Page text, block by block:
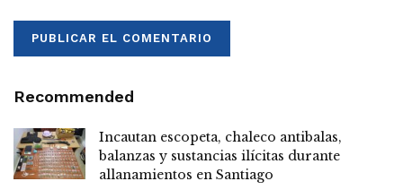
Recommended
Incautan escopeta, chaleco antibalas,
balanzas y sustancias ilícitas durante
allanamientos en Santiago